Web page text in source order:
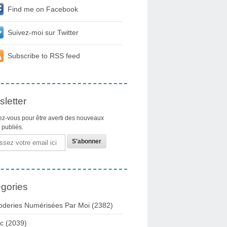
Find me on Facebook
Suivez-moi sur Twitter
Subscribe to RSS feed
vous pour être averti des nouveaux
publiés.
Numérisées Par Moi (2382)
(2039)